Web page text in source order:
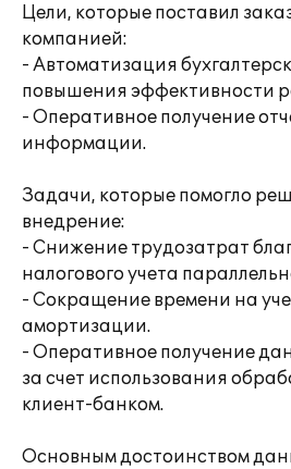
Цели, которые поставил
компанией:
- Автоматизация
повышения эффективности
- Оперативное получение
информации.
Задачи, которые помогло
внедрение:
- Снижение трудозатрат
налогового учета
- Сокращение времени на
амортизации.
- Оперативное получение
за счет использования
клиент-банком.
Основным достоинством